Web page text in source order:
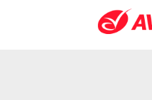
Saltar al contenido principal